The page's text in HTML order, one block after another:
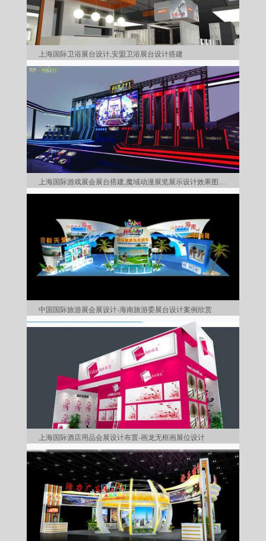
上海国际卫浴展台设计,安盟卫浴展台设计搭建
中国国际旅游展会展设计-海南旅游委展台设计案例欣赏
上海国际酒店用品会展设计布置-画龙无框画展位设计